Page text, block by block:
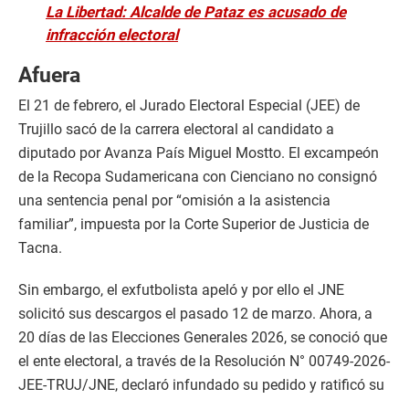
La Libertad: Alcalde de Pataz es acusado de
infracción electoral
Afuera
El 21 de febrero, el Jurado Electoral Especial (JEE) de
Trujillo sacó de la carrera electoral al candidato a
diputado por Avanza País Miguel Mostto. El excampeón
de la Recopa Sudamericana con Cienciano no consignó
una sentencia penal por “omisión a la asistencia
familiar”, impuesta por la Corte Superior de Justicia de
Tacna.
Sin embargo, el exfutbolista apeló y por ello el JNE
solicitó sus descargos el pasado 12 de marzo. Ahora, a
20 días de las Elecciones Generales 2026, se conoció que
el ente electoral, a través de la Resolución N° 00749-2026-
JEE-TRUJ/JNE, declaró infundado su pedido y ratificó su